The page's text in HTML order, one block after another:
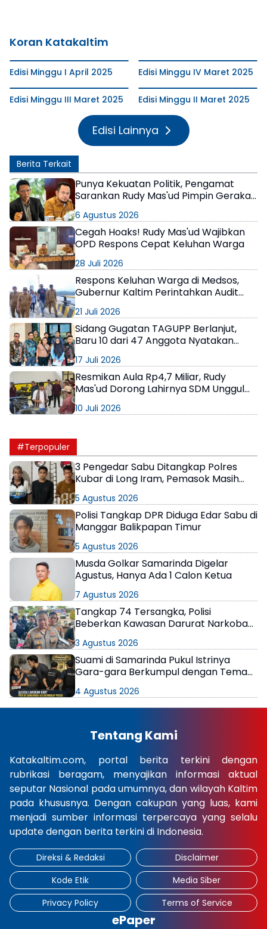
Koran Katakaltim
Edisi Minggu I April 2025 Edisi Minggu IV Maret 2025
Edisi Minggu III Maret 2025 Edisi Minggu II Maret 2025
Edisi Lainnya
Berita Terkait
Punya Kekuatan Politik, Pengamat
Sarankan Rudy Mas'ud Pimpin Gerakan
Istana
6 Agustus 2026
Cegah Hoaks! Rudy Mas'ud Wajibkan
OPD Respons Cepat Keluhan Warga
28 Juli 2026
Respons Keluhan Warga di Medsos,
Gubernur Kaltim Perintahkan Audit
21 Juli 2026
Sidang Gugatan TAGUPP Berlanjut,
Baru 10 dari 47 Anggota Nyatakan
17 Juli 2026
Resmikan Aula Rp4,7 Miliar, Rudy
Mas'ud Dorong Lahirnya SDM Unggul
10 Juli 2026
#Terpopuler
3 Pengedar Sabu Ditangkap Polres
Kubar di Long Iram, Pemasok Masih
5 Agustus 2026
Polisi Tangkap DPR Diduga Edar Sabu di
Manggar Balikpapan Timur
5 Agustus 2026
Musda Golkar Samarinda Digelar
Agustus, Hanya Ada 1 Calon Ketua
7 Agustus 2026
Tangkap 74 Tersangka, Polisi
Beberkan Kawasan Darurat Narkoba
3 Agustus 2026
Suami di Samarinda Pukul Istrinya
Gara-gara Berkumpul dengan Teman
4 Agustus 2026
Tentang Kami
Katakaltim.com, portal berita terkini dengan
rubrikasi beragam, menyajikan informasi aktual
seputar Nasional pada umumnya, dan wilayah Kaltim
pada khususnya. Dengan cakupan yang luas, kami
menjadi sumber informasi terpercaya yang selalu
update dengan berita terkini di Indonesia.
Direksi & Redaksi
Disclaimer
Kode Etik
Media Siber
Privacy Policy
Terms of Service
ePaper